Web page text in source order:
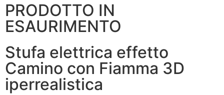
PRODOTTO IN
ESAURIMENTO
Stufa elettrica effetto
Camino con Fiamma 3D
iperrealistica